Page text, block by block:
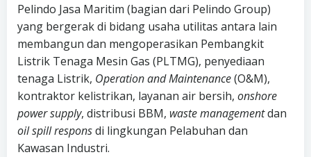
Pelindo Jasa Maritim (bagian dari Pelindo Group)
yang bergerak di bidang usaha utilitas antara lain
membangun dan mengoperasikan Pembangkit
Listrik Tenaga Mesin Gas (PLTMG), penyediaan
tenaga Listrik, Operation and Maintenance(O&M),
kontraktor kelistrikan, layanan air bersih, onshore
power supply, distribusi BBM, waste managementdan
oil spill responsdi lingkungan Pelabuhan dan
Kawasan Industri.